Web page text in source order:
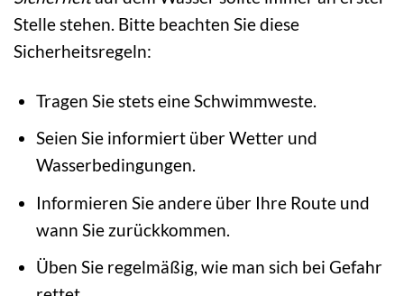
Stelle stehen. Bitte beachten Sie diese
Sicherheitsregeln:
Tragen Sie stets eine Schwimmweste.
Seien Sie informiert über Wetter und
Wasserbedingungen.
Informieren Sie andere über Ihre Route und
wann Sie zurückkommen.
Üben Sie regelmäßig, wie man sich bei Gefahr